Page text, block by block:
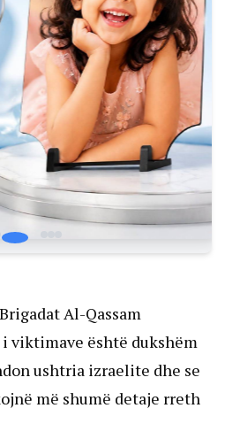
Al-Qassam
viktimave është dukshëm
ushtria izraelite dhe se
më shumë detaje rreth